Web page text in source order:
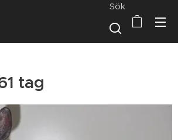
Sök
tag